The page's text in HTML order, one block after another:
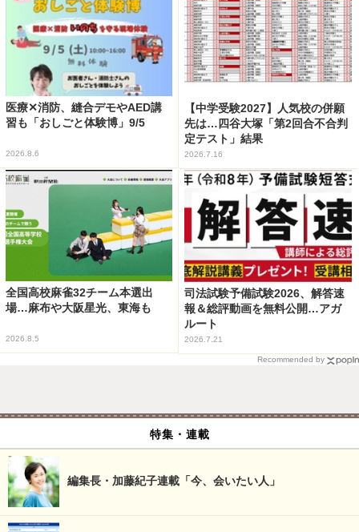
医療✕消防、縫合デモやAED講
習も「おしごと体験博」9/5
2026.8.6
【中学受験2027】人気校の併願
先は…四谷大塚「第2回合不合判
定テスト」結果
2026.7.16
全国高校麻雀32チーム本選出
場…麻布や大阪星光、東海も
2026.8.5
司法試験予備試験2026、解答速
報＆総評動画を無料公開…アガ
ルート
2026.7.21
Recommended by
特集・連載
編集長・加藤紀子連載「今、会いたい人」